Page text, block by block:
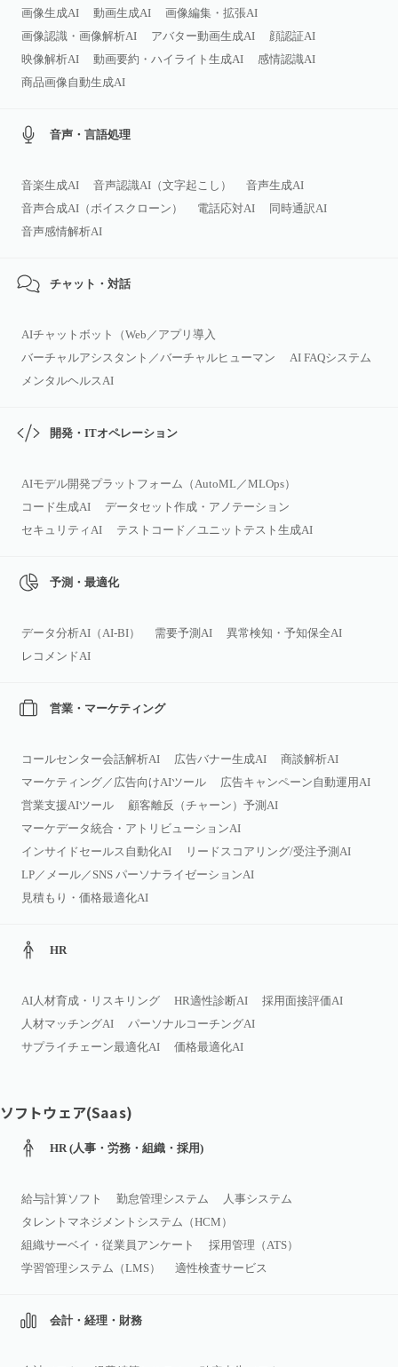
画像生成AI 動画生成AI
画像編集・拡張AI
画像認識・画像解析AI
アバター動画生成AI
顔認証AI
映像解析AI
動画要約・ハイライト生成AI
感情認識AI
商品画像自動生成AI
音声・言語処理
音楽生成AI 音声認識AI（文字起こし）
音声生成AI
音声合成AI（ボイスクローン）
電話応対AI
同時通訳AI
音声感情解析AI
チャット・対話
AIチャットボット（Web／アプリ導入
バーチャルアシスタント／バーチャルヒューマン
AI FAQシステム
メンタルヘルスAI
開発・ITオペレーション
AIモデル開発プラットフォーム（AutoML／MLOps）
コード生成AI
データセット作成・アノテーション
セキュリティAI
テストコード／ユニットテスト生成AI
予測・最適化
データ分析AI（AI‑BI） 需要予測AI
異常検知・予知保全AI
レコメンドAI
営業・マーケティング
コールセンター会話解析AI 広告バナー生成AI
商談解析AI
マーケティング／広告向けAIツール
広告キャンペーン自動運用AI
営業支援AIツール
顧客離反（チャーン）予測AI
マーケデータ統合・アトリビューションAI
インサイドセールス自動化AI
リードスコアリング/受注予測AI
LP／メール／SNS パーソナライゼーションAI
見積もり・価格最適化AI
HR
AI人材育成・リスキリング HR適性診断AI
採用面接評価AI
人材マッチングAI
パーソナルコーチングAI
サプライチェーン最適化AI
価格最適化AI
ソフトウェア(Saas)
HR (人事・労務・組織・採用)
給与計算ソフト 勤怠管理システム
人事システム
タレントマネジメントシステム（HCM）
組織サーベイ・従業員アンケート
採用管理（ATS）
学習管理システム（LMS）
適性検査サービス
会計・経理・財務